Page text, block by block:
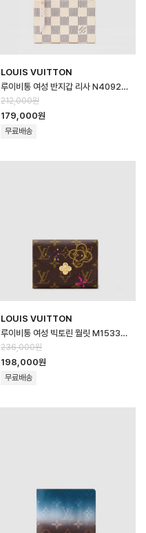
LOUIS VUITTON
루이비통 여성 반지갑 리사 N40921 - Louis vuitton Womens Lisa …
212,000원
179,000원
무료배송
LOUIS VUITTON
루이비통 여성 빅토린 월릿 M15337 - Louis vuitton Womens Victo…
236,000원
198,000원
무료배송